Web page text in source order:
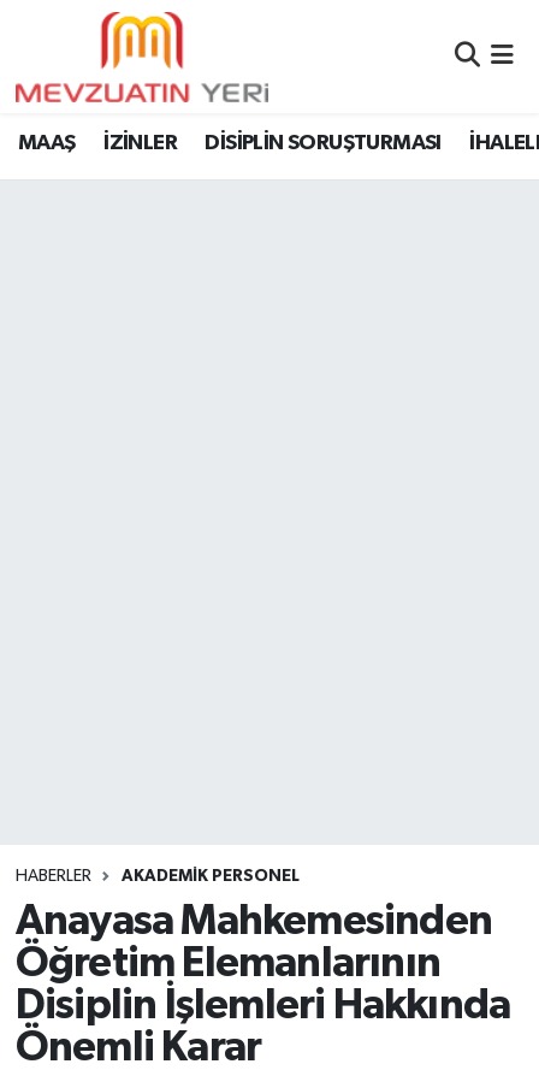
MAAŞ İZİNLER DİSİPLİN SORUŞTURMASI
HABERLER AKADEMİK PERSONEL
Anayasa Mahkemesinden
Öğretim Elemanlarının
Disiplin İşlemleri Hakkında
Önemli Karar